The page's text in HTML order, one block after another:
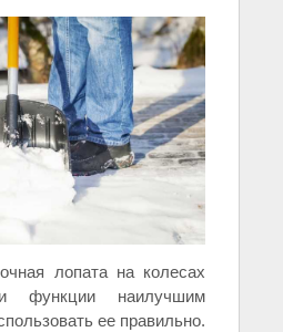
лопата на колесах
функции наилучшим
ее правильно.